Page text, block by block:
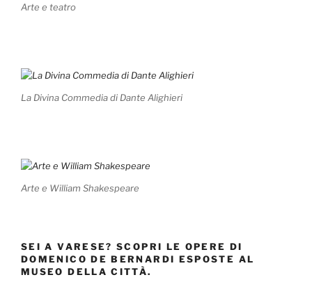
Arte e teatro
La Divina Commedia di Dante Alighieri
Arte e William Shakespeare
SEI A VARESE? SCOPRI LE OPERE DI
DOMENICO DE BERNARDI ESPOSTE AL
MUSEO DELLA CITTÀ.